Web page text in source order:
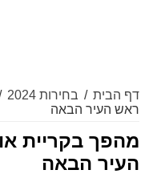
דף הבית / בחירות 2024
ראש העיר הבאה
מהפך בקריית
העיר הבאה